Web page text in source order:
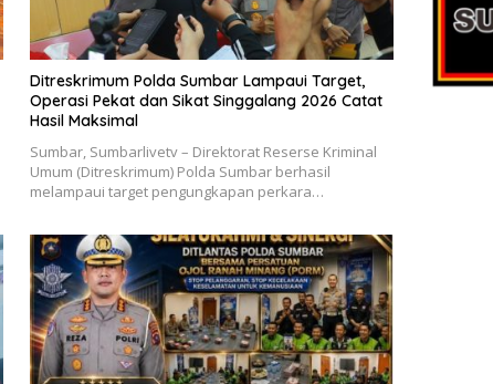
Ditreskrimum Polda Sumbar Lampaui Target,
Operasi Pekat dan Sikat Singgalang 2026 Catat
Hasil Maksimal
Sumbar, Sumbarlivetv – Direktorat Reserse Kriminal
Umum (Ditreskrimum) Polda Sumbar berhasil
melampaui target pengungkapan perkara…